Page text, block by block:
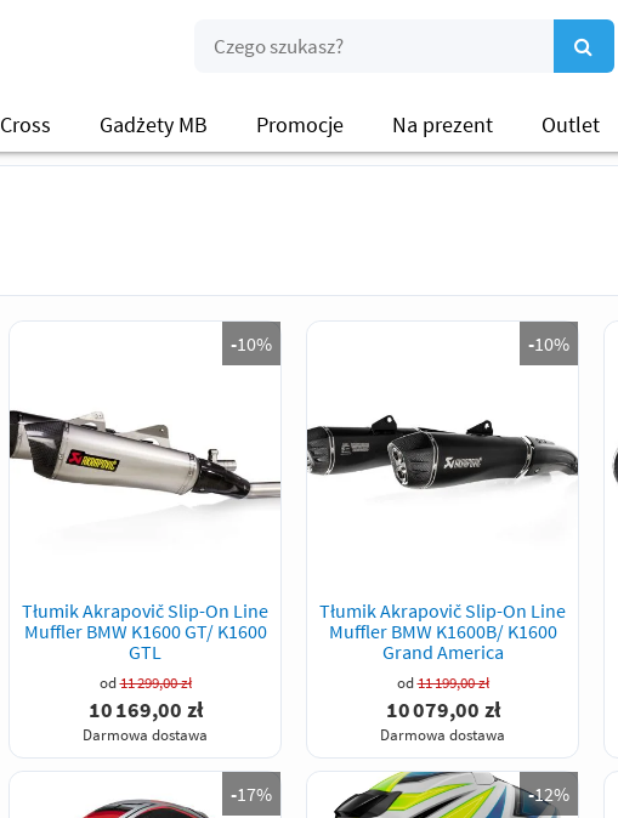
Cross Gadżety MB Promocje Na prezent Outlet
-10%
Tłumik Akrapovič Slip-On Line
Muffler BMW K1600 GT/ K1600
GTL
od11 299,00 zł
10 169,00 zł
Darmowa dostawa
-10%
Tłumik Akrapovič Slip-On Line
Muffler BMW K1600B/ K1600
Grand America
od11 199,00 zł
10 079,00 zł
Darmowa dostawa
-17% -12%